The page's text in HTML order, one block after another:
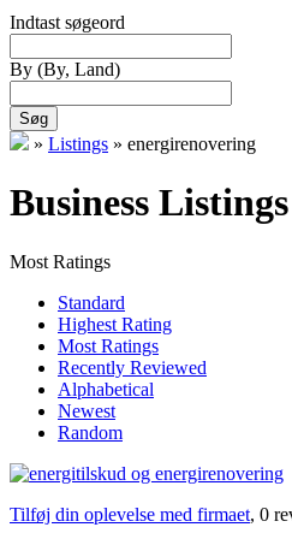
Indtast søgeord
By (By, Land)
Søg
» Listings » energirenovering
Business
Most Ratings
Standard
Highest Rating
Most Ratings
Recently Reviewed
Alphabetical
Newest
Random
Tilføj din oplevelse med firmaet, 0